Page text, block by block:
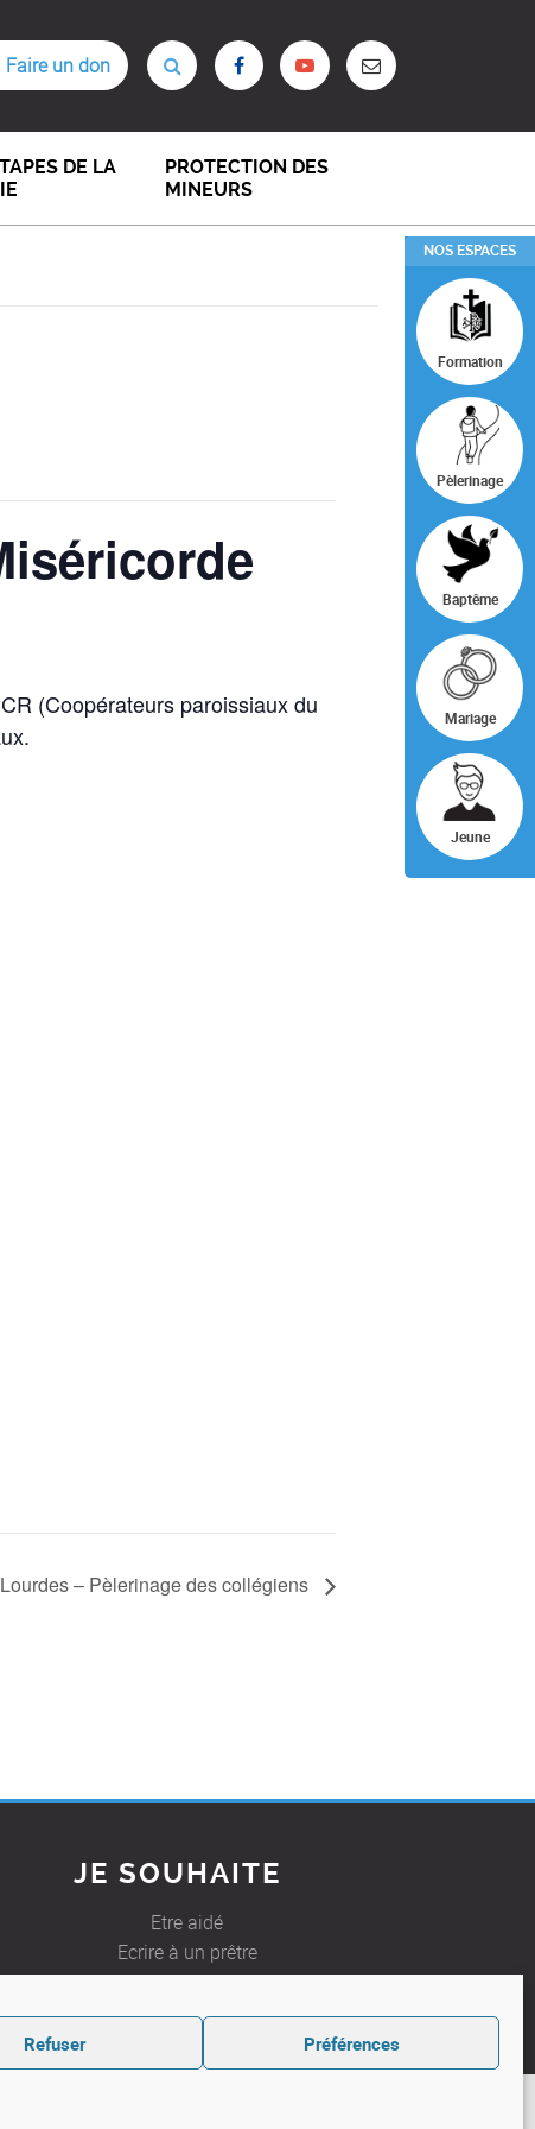
Refuser Préférences
Faire un don
DE LA
PROTECTION DES
MINEURS
NOS ESPACES
Formation
Pèlerinage
Baptême
Mariage
Jeune
(Coopérateurs paroissiaux du
Lourdes – Pèlerinage des collégiens
JE SOUHAITE
Etre aidé
Ecrire à un prêtre